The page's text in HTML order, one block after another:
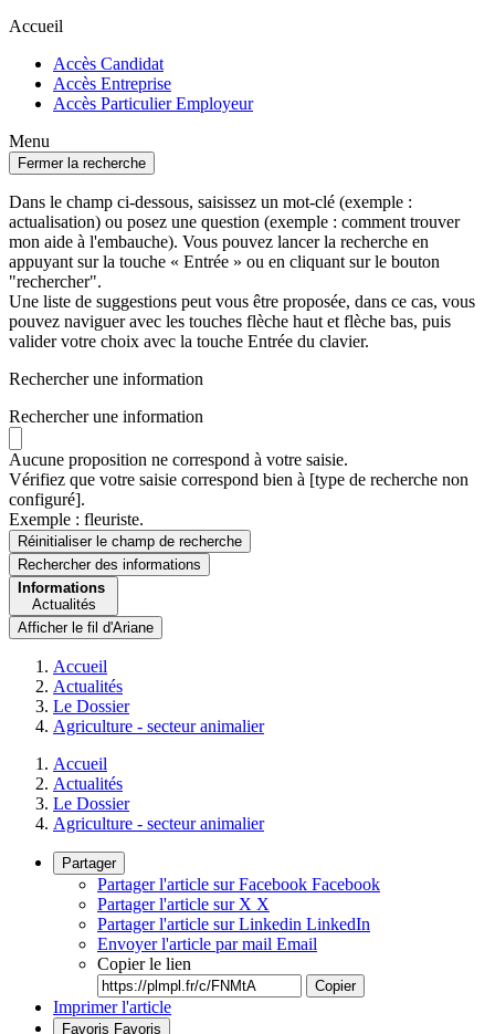
Accueil
Accès Candidat
Accès Entreprise
Accès Particulier Employeur
Menu
Fermer la recherche
Dans le champ ci-dessous, saisissez un mot-clé (exemple :
actualisation) ou posez une question (exemple : comment trouver
mon aide à l'embauche). Vous pouvez lancer la recherche en
appuyant sur la touche « Entrée » ou en cliquant sur le bouton
"rechercher".
Une liste de suggestions peut vous être proposée, dans ce cas, vous
pouvez naviguer avec les touches flèche haut et flèche bas, puis
valider votre choix avec la touche Entrée du clavier.
Rechercher une information
Rechercher une information
Aucune proposition ne correspond à votre saisie.
Vérifiez que votre saisie correspond bien à [type de recherche non
configuré].
Exemple : fleuriste.
Réinitialiser le champ de recherche
Rechercherdes informations
Informations
Actualités
Afficher le fil d'Ariane
Accueil
Actualités
Le Dossier
Agriculture - secteur animalier
Accueil
Actualités
Le Dossier
Agriculture - secteur animalier
Partager
Partager l'article sur Facebook Facebook
Partager l'article sur X X
Partager l'article sur Linkedin LinkedIn
Envoyer l'article par mail Email
Copier le lien
Copier
Imprimer l'article
Favoris Favoris